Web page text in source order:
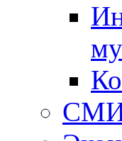
СМИ